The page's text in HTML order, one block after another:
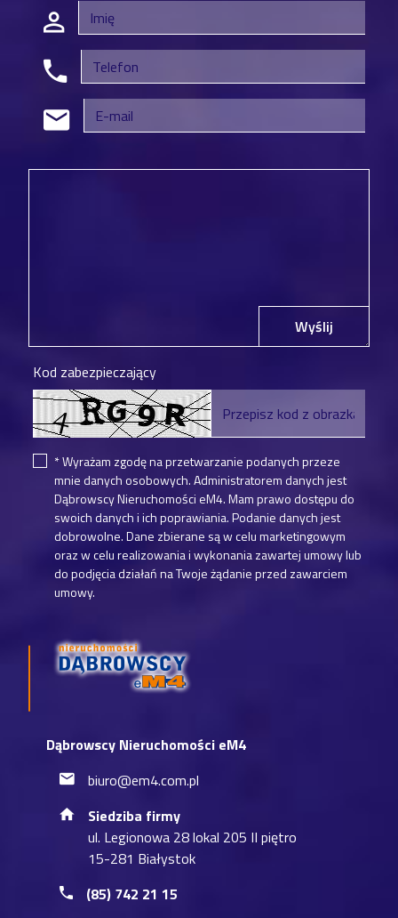
Dąbrowscy Nieruchomości eM4
biuro@em4.com.pl
Siedziba firmy
ul. Legionowa 28 lokal 205 II piętro
15-281 Białystok
(85) 742 21 15
Wyślij
Kod zabezpieczający
* Wyrażam zgodę na przetwarzanie podanych przeze
mnie danych osobowych. Administratorem danych jest
Dąbrowscy Nieruchomości eM4. Mam prawo dostępu do
swoich danych i ich poprawiania. Podanie danych jest
dobrowolne. Dane zbierane są w celu marketingowym
oraz w celu realizowania i wykonania zawartej umowy lub
do podjęcia działań na Twoje żądanie przed zawarciem
umowy.